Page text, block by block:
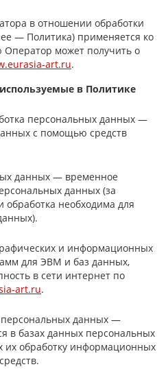
в отношении обработки
— Политика) применяется ко
может получить о
art.ru.
в Политике
персональных данных —
с помощью средств
данных — временное
данных (за
обработка необходима для
и информационных
для ЭВМ и баз данных,
в сети интернет по
art.ru.
данных —
в базах данных персональных
обработку информационных